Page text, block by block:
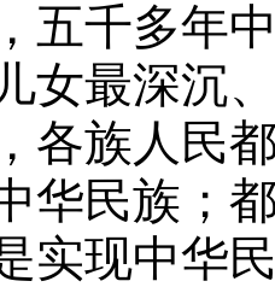
千多年中
女最深沉
各族人民
华民族；
实现中华